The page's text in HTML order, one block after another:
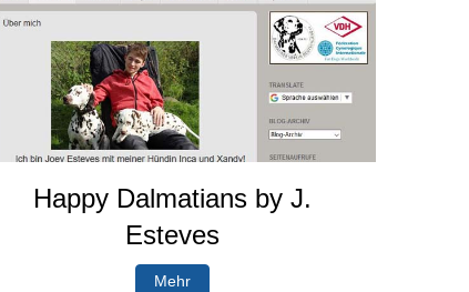
Happy Dalmatians by J.
Esteves
Mehr